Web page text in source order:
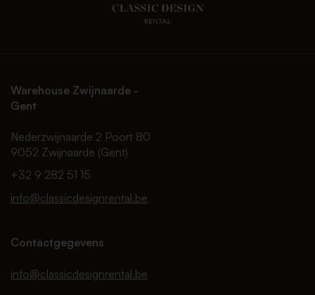
Warehouse Zwijnaarde -
Gent
Nederzwijnaarde 2 Poort 80
9052 Zwijnaarde (Gent)
+32 9 282 51 15
info@classicdesignrental.be
Contactgegevens
info@classicdesignrental.be